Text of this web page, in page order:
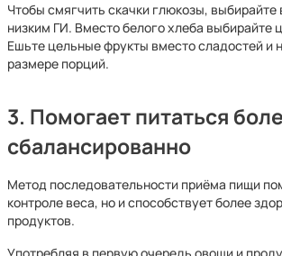
Чтобы смягчить скачки глюкозы, выбирайте
низким ГИ. Вместо белого хлеба выбирайте
Ешьте цельные фрукты вместо сладостей и
размере порций.
3. Помогает питаться
сбалансированно
Метод последовательности приёма пищи
контроле веса, но и способствует более
продуктов.